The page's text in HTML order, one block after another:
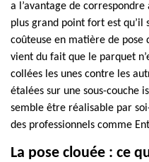
a l’avantage de
plus grand point fort est qu’il
coûteuse en matière de pose
vient du fait que le parquet
collées les unes contre les
étalées sur une sous-couche
semble être réalisable par
des professionnels comme
La pose clouée : ce